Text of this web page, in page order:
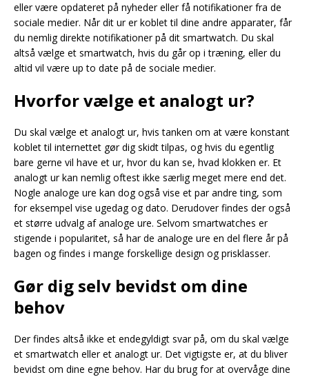
eller være opdateret på nyheder eller få notifikationer fra de
sociale medier. Når dit ur er koblet til dine andre apparater, får
du nemlig direkte notifikationer på dit smartwatch. Du skal
altså vælge et smartwatch, hvis du går op i træning, eller du
altid vil være up to date på de sociale medier.
Hvorfor vælge et analogt ur?
Du skal vælge et analogt ur, hvis tanken om at være konstant
koblet til internettet gør dig skidt tilpas, og hvis du egentlig
bare gerne vil have et ur, hvor du kan se, hvad klokken er. Et
analogt ur kan nemlig oftest ikke særlig meget mere end det.
Nogle analoge ure kan dog også vise et par andre ting, som
for eksempel vise ugedag og dato. Derudover findes der også
et større udvalg af analoge ure. Selvom smartwatches er
stigende i popularitet, så har de analoge ure en del flere år på
bagen og findes i mange forskellige design og prisklasser.
Gør dig selv bevidst om dine
behov
Der findes altså ikke et endegyldigt svar på, om du skal vælge
et smartwatch eller et analogt ur. Det vigtigste er, at du bliver
bevidst om dine egne behov. Har du brug for at overvåge dine